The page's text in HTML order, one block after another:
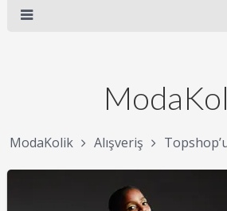
ModaKolik Alışveriş